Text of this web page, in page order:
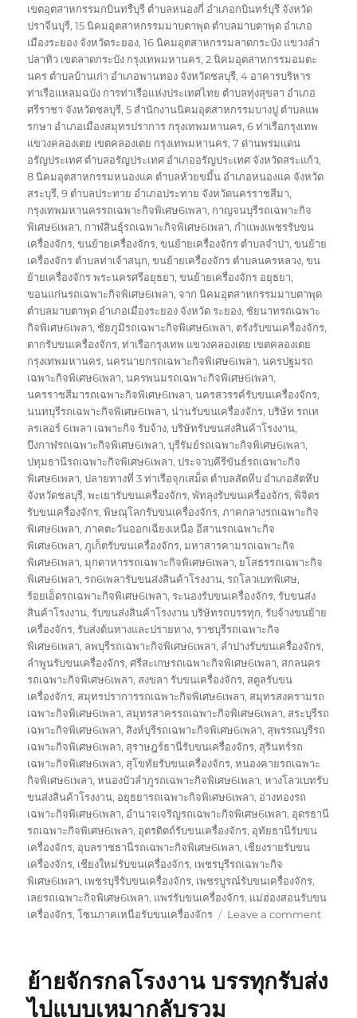
เขตอุตสาหกรรมกบินทรืบุรี ตำบลหนองกี่ อำเภอกบินทร์บุรี จังหวัด
ปราจีนบุรี,15 นิคมอุตสาหกรรมมาบตาพุด ตำบลมาบตาพุด อำเภอ
เมืองระยอง จังหวัดระยอง,16 นิคมอุตสาหกรรมลาดกระบัง แขวงลำ
ปลาทิว เขตลาดกระบัง กรุงเทพมหานคร,2 นิคมอุตสาหกรรมอมตะ
นคร ตำบลบ้านเก่า อำเภอพานทอง จังหวัดชลบุรี,4 อาคารบริหาร
ท่าเรือแหลมฉบัง การท่าเรือแห่งประเทศไทย ตำบลทุ่งสุขลา อำเภอ
ศรีราชา จังหวัดชลบุรี,5 สำนักงานนิคมอุตสาหกรรมบางปู ตำบลแพ
รกษา อำเภอเมืองสมุทรปราการ กรุงเทพมหานคร,6 ท่าเรือกรุงเทพ
แขวงคลองเตย เขตคลองเตย กรุงเทพมหานคร,7 ด่านพรมแดน
อรัญประเทศ ตำบลอรัญประเทศ อำเภออรัญประเทศ จังหวัดสระแก้ว,
8 นิคมอุตสาหกรรมหนองแค ตำบลห้วยขมิ้น อำเภอหนองแค จังหวัด
สระบุรี,9 ตำบลประทาย อำเภอประทาย จังหวัดนครราชสีมา,
กรุงเทพมหานครรถเฉพาะกิจพิเศษ6เพลา, กาญจนบุรีรถเฉพาะกิจ
พิเศษ6เพลา, กาฬสินธุ์รถเฉพาะกิจพิเศษ6เพลา, กำแพงเพชรรับขน
เครื่องจักร,ขนย้ายเครื่องจักร,ขนย้ายเครื่องจักร ตำบลจำปา,ขนย้าย
เครื่องจักร ตำบลท่าเจ้าสนุก,ขนย้ายเครื่องจักร ตำบลนครหลวง,ขน
ย้ายเครื่องจักร พระนครศรีอยุธยา,ขนย้ายเครื่องจักร อยุธยา,
ขอนแก่นรถเฉพาะกิจพิเศษ6เพลา, จาก นิคมอุตสาหกรรมมาบตาพุด
ตำบลมาบตาพุด อำเภอเมืองระยอง จังหวัด ระยอง, ชัยนาทรถเฉพาะ
กิจพิเศษ6เพลา, ชัยภูมิรถเฉพาะกิจพิเศษ6เพลา, ตรังรับขนเครื่องจักร,
ตากรับขนเครื่องจักร,ท่าเรือกรุงเทพ แขวงคลองเตย เขตคลองเตย
กรุงเทพมหานคร,นครนายกรถเฉพาะกิจพิเศษ6เพลา,นครปฐมรถ
เฉพาะกิจพิเศษ6เพลา,นครพนมรถเฉพาะกิจพิเศษ6เพลา,
นครราชสีมารถเฉพาะกิจพิเศษ6เพลา,นครสวรรค์รับขนเครื่องจักร,
นนทบุรีรถเฉพาะกิจพิเศษ6เพลา,น่านรับขนเครื่องจักร,บริษัท รถเท
ลรเลอร์ 6เพลา เฉพาะกิจ รับจ้าง,บริษัทรับขนส่งสินค้าโรงงาน,
บึงกาฬรถเฉพาะกิจพิเศษ6เพลา,บุรีรัมย์รถเฉพาะกิจพิเศษ6เพลา,
ปทุมธานีรถเฉพาะกิจพิเศษ6เพลา,ประจวบคีรีขันธ์รถเฉพาะกิจ
พิเศษ6เพลา,ปลายทางที่ 3 ท่าเรือจุกเสม็ด ตำบลสัตหีบ อำเภอสัตหีบ
จังหวัดชลบุรี,พะเยารับขนเครื่องจักร,พัทลุงรับขนเครื่องจักร,พิจิตร
รับขนเครื่องจักร,พิษณุโลกรับขนเครื่องจักร,ภาคกลางรถเฉพาะกิจ
พิเศษ6เพลา,ภาคตะวันออกเฉียงเหนือ อีสานรถเฉพาะกิจ
พิเศษ6เพลา,ภูเก็ตรับขนเครื่องจักร,มหาสารคามรถเฉพาะกิจ
พิเศษ6เพลา,มุกดาหารรถเฉพาะกิจพิเศษ6เพลา, ยโสธรรถเฉพาะกิจ
พิเศษ6เพลา,รถ6เพลารับขนส่งสินค้าโรงงาน,รถโลวเบทพิเศษ,
ร้อยเอ็ดรถเฉพาะกิจพิเศษ6เพลา,ระนองรับขนเครื่องจักร,รับขนส่ง
สินค้าโรงงาน,รับขนส่งสินค้าโรงงาน บริษัทรถบรรทุก,รับจ้างขนย้าย
เครื่องจักร,รับส่งต้นทางและปรายทาง,ราชบุรีรถเฉพาะกิจ
พิเศษ6เพลา, ลพบุรีรถเฉพาะกิจพิเศษ6เพลา, ลำปางรับขนเครื่องจักร,
ลำพูนรับขนเครื่องจักร,ศรีสะเกษรถเฉพาะกิจพิเศษ6เพลา, สกลนคร
รถเฉพาะกิจพิเศษ6เพลา, สงขลา รับขนเครื่องจักร, สตูลรับขน
เครื่องจักร, สมุทรปราการรถเฉพาะกิจพิเศษ6เพลา, สมุทรสงครามรถ
เฉพาะกิจพิเศษ6เพลา, สมุทรสาครรถเฉพาะกิจพิเศษ6เพลา, สระบุรีรถ
เฉพาะกิจพิเศษ6เพลา, สิงห์บุรีรถเฉพาะกิจพิเศษ6เพลา, สุพรรณบุรีรถ
เฉพาะกิจพิเศษ6เพลา, สุราษฎร์ธานีรับขนเครื่องจักร, สุรินทร์รถ
เฉพาะกิจพิเศษ6เพลา, สุโขทัยรับขนเครื่องจักร,หนองคายรถเฉพาะ
กิจพิเศษ6เพลา,หนองบัวลำภูรถเฉพาะกิจพิเศษ6เพลา,หางโลวเบทรับ
ขนส่งสินค้าโรงงาน, อยุธยารถเฉพาะกิจพิเศษ6เพลา, อ่างทองรถ
เฉพาะกิจพิเศษ6เพลา, อำนาจเจริญรถเฉพาะกิจพิเศษ6เพลา, อุดรธานี
รถเฉพาะกิจพิเศษ6เพลา, อุตรดิตถ์รับขนเครื่องจักร, อุทัยธานีรับขน
เครื่องจักร, อุบลราชธานีรถเฉพาะกิจพิเศษ6เพลา, เชียงรายรับขน
เครื่องจักร, เชียงใหม่รับขนเครื่องจักร, เพชรบุรีรถเฉพาะกิจ
พิเศษ6เพลา, เพชรบุรีรับขนเครื่องจักร, เพชรบูรณ์รับขนเครื่องจักร,
เลยรถเฉพาะกิจพิเศษ6เพลา, แพร่รับขนเครื่องจักร, แม่ฮ่องสอนรับขน
เครื่องจักร,โซนภาคเหนือรับขนเครื่องจักร Leave a commenton
โรงงาน
ย้ายจักรกลโรงงาน บรรทุกรับส่ง
ไปแบบเหมากลับรวม